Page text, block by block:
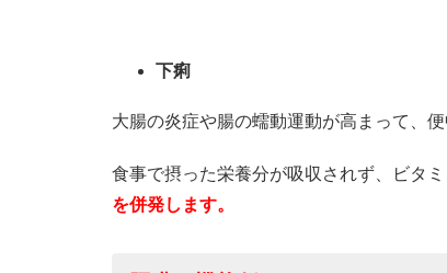
下痢
大腸の炎症や腸の蠕動運動が高まって、
食事で摂った栄養分が吸収されず、ビタミ
を併発します。